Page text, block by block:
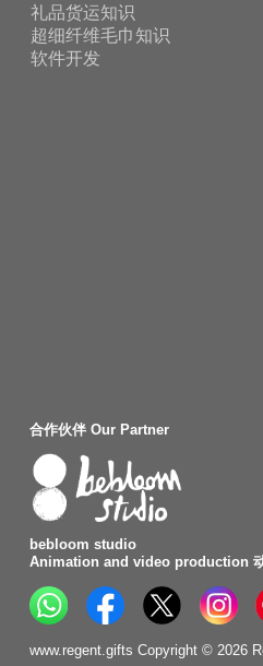
礼品货运知识
超细纤维毛巾知识
软件开发
合作伙伴 Our Partner
bebloom studio
Animation and video production
www.regent.gifts Copyright © 2026